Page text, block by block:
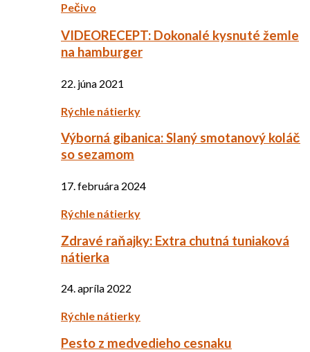
Pečivo
VIDEORECEPT: Dokonalé kysnuté žemle
na hamburger
22. júna 2021
Rýchle nátierky
Výborná gibanica: Slaný smotanový koláč
so sezamom
17. februára 2024
Rýchle nátierky
Zdravé raňajky: Extra chutná tuniaková
nátierka
24. apríla 2022
Rýchle nátierky
Pesto z medvedieho cesnaku